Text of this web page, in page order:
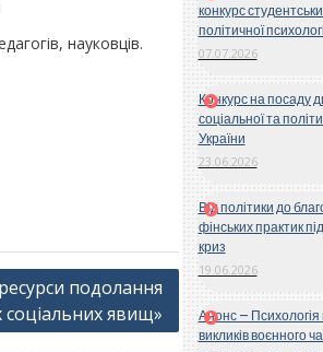
науковців.
подолання
соціальних явищ»
конкурс
політичної
07.07.2026
Конкурс на посаду
соціальної та
України
23.06.2026
Від політики до
фінських практик
криз
19.06.2026
Анонс – Психологія
викликів воєнного